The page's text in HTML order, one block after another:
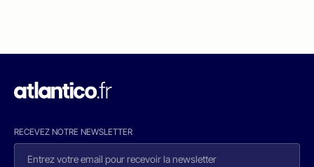
RECEVEZ NOTRE NEWSLETTER